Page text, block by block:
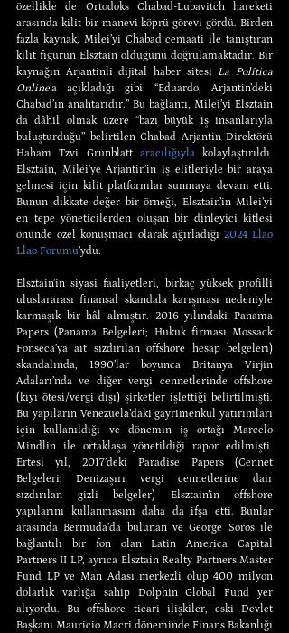
özellikle de Ortodoks Chabad-Lubavitch hareketi
arasında kilit bir manevi köprü görevi gördü. Birden
fazla kaynak, Milei’yi Chabad cemaati ile tanıştıran
kilit figürün Elsztain olduğunu doğrulamaktadır. Bir
kaynağın Arjantinli dijital haber sitesi La Política
Online’a açıkladığı gibi: “Eduardo, Arjantin’deki
Chabad’ın anahtarıdır.” Bu bağlantı, Milei’yi Elsztain
da dâhil olmak üzere “bazı büyük iş insanlarıyla
buluşturduğu” belirtilen Chabad Arjantin Direktörü
Haham Tzvi Grunblatt aracılığıyla kolaylaştırıldı.
Elsztain, Milei’ye Arjantin’in iş elitleriyle bir araya
gelmesi için kilit platformlar sunmaya devam etti.
Bunun dikkate değer bir örneği, Elsztain’in Milei’yi
en tepe yöneticilerden oluşan bir dinleyici kitlesi
önünde özel konuşmacı olarak ağırladığı 2024 Llao
Llao Forumu’ydu.
Elsztain’in siyasi faaliyetleri, birkaç yüksek profilli
uluslararası finansal skandala karışması nedeniyle
karmaşık bir hâl almıştır. 2016 yılındaki Panama
Papers (Panama Belgeleri; Hukuk firması Mossack
Fonseca’ya ait sızdırılan offshore hesap belgeleri)
skandalında, 1990’lar boyunca Britanya Virjin
Adaları’nda ve diğer vergi cennetlerinde offshore
(kıyı ötesi/vergi dışı) şirketler işlettiği belirtilmişti.
Bu yapıların Venezuela’daki gayrimenkul yatırımları
için kullanıldığı ve dönemin iş ortağı Marcelo
Mindlin ile ortaklaşa yönetildiği rapor edilmişti.
Ertesi yıl, 2017’deki Paradise Papers (Cennet
Belgeleri; Denizaşırı vergi cennetlerine dair
sızdırılan gizli belgeler) Elsztain’in offshore
yapılarını kullanmasını daha da ifşa etti. Bunlar
arasında Bermuda’da bulunan ve George Soros ile
bağlantılı bir fon olan Latin America Capital
Partners II LP, ayrıca Elsztain Realty Partners Master
Fund LP ve Man Adası merkezli olup 400 milyon
dolarlık varlığa sahip Dolphin Global Fund yer
alıyordu. Bu offshore ticari ilişkiler, eski Devlet
Başkanı Mauricio Macri döneminde Finans Bakanlığı